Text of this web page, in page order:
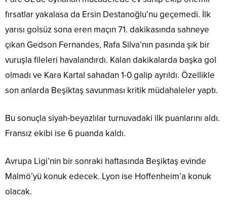
fırsatlar yakalasa da Ersin Destanoğlu’nu geçemedi. İlk
yarısı golsüz sona eren maçın 71. dakikasında sahneye
çıkan Gedson Fernandes, Rafa Silva’nın pasında şık bir
vuruşla fileleri havalandırdı. Kalan dakikalarda başka gol
olmadı ve Kara Kartal sahadan 1-0 galip ayrıldı. Özellikle
son anlarda Beşiktaş savunması kritik müdahaleler yaptı.
Bu sonuçla siyah-beyazlılar turnuvadaki ilk puanlarını aldı.
Fransız ekibi ise 6 puanda kaldı.
Avrupa Ligi’nin bir sonraki haftasında Beşiktaş evinde
Malmö’yü konuk edecek. Lyon ise Hoffenheim’a konuk
olacak.